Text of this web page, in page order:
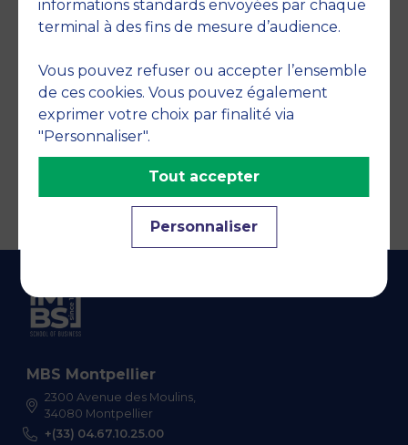
MBS Montpellier
2300 Avenue des Moulins,
34080 Montpellier
+(33) 04.67.10.25.00
informations standards envoyées par chaque
terminal à des fins de mesure d’audience.
Vous pouvez refuser ou accepter l’ensemble
de ces cookies. Vous pouvez également
exprimer votre choix par finalité via
"Personnaliser".
Personnaliser
Tout accepter